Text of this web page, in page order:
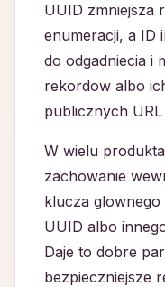
UUID zmniejsza
enumeracji, a ID
do odgadniecia i
rekordow albo
publicznych
W wielu
zachowanie
klucza
UUID albo
Daje to dobre
bezpieczniejsze